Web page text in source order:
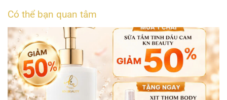
Có thể bạn quan tâm